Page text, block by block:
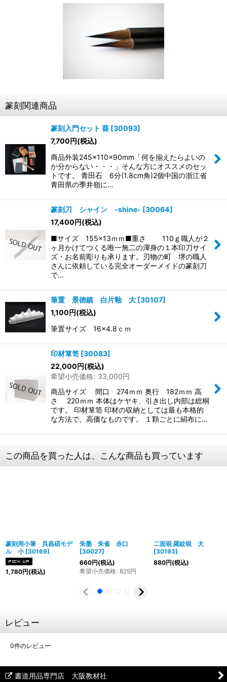
篆刻関連商品
篆刻入門セット 葵 [30093]
7,700円(税込)
商品外装245×110×90mm「何を揃えたらよいの
か分からない・・・」そんな方にオススメのセッ
トです。 青田石 6分(1.8cm角)2個中国の浙江省
青田県の季井嶺に…
篆刻刀 シャイン -shine- [30064]
17,400円(税込)
■サイズ 155×13ｍｍ■重さ 110ｇ職人が２
ヶ月かけてつくる唯一無二の渾身の１本印刀サイ
ズ・お名前彫りも承ります。刃物の町 堺の職人
さんに依頼している完全オーダーメイドの篆刻刀
で…
筆置 景徳鎮 白片釉 大 [30107]
1,100円(税込)
筆置サイズ 16×4.8ｃｍ
印材箪笥 [30083]
22,000円(税込)
希望小売価格: 33,000円
商品サイズ 間口 274ｍｍ 奥行 182ｍｍ 高
さ 220ｍｍ 本体はケヤキ、引き出し内部は総桐
です。 印材箪笥 印材の収納としては最も本格的
な方法で、高価なものです。 １顆ごとに絹布に…
この商品を買った人は、こんな商品も買っています
篆刻用小筆 呉昌碩モデ
ル 小 [30169]
1,780円(税込)
朱墨 朱雀 赤口
[30027]
660円(税込)
希望小売価格: 825円
二面硯 羅紋硯 大
[30193]
880円(税込)
レビュー
0件のレビュー
書道用品専門店 大阪教材社